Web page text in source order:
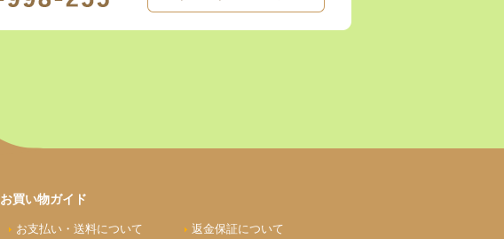
お買い物ガイド
お支払い・送料について 返金保証について